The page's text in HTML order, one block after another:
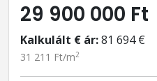
29 900 000 Ft
Kalkulált € ár:81 694 €
31 211 Ft/m2